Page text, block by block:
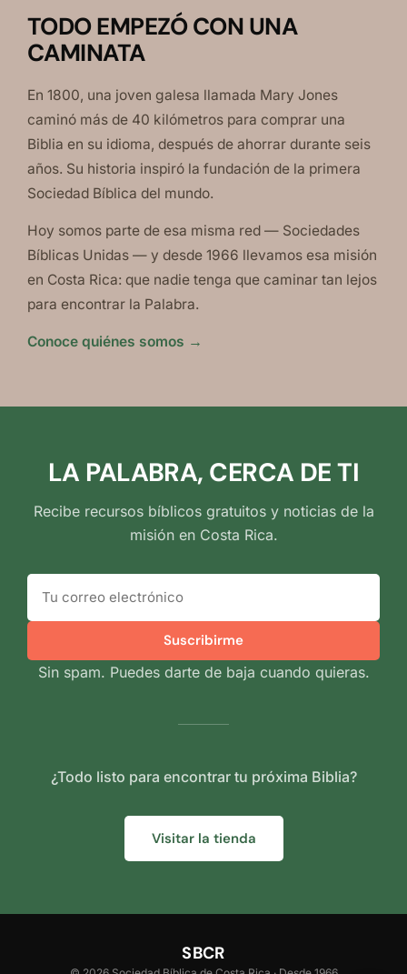
TODO EMPEZÓ CON UNA
CAMINATA
En 1800, una joven galesa llamada Mary Jones
caminó más de 40 kilómetros para comprar una
Biblia en su idioma, después de ahorrar durante seis
años. Su historia inspiró la fundación de la primera
Sociedad Bíblica del mundo.
Hoy somos parte de esa misma red — Sociedades
Bíblicas Unidas — y desde 1966 llevamos esa misión
en Costa Rica: que nadie tenga que caminar tan lejos
para encontrar la Palabra.
Conoce quiénes somos →
LA PALABRA, CERCA DE TI
Recibe recursos bíblicos gratuitos y noticias de la
misión en Costa Rica.
Suscribirme
Sin spam. Puedes darte de baja cuando quieras.
¿Todo listo para encontrar tu próxima Biblia?
Visitar la tienda
SBCR